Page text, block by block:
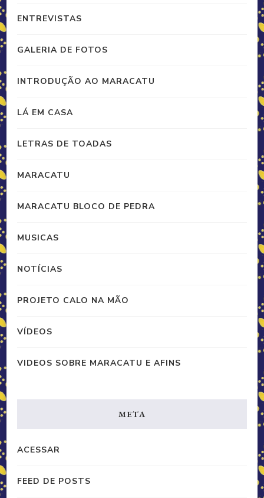
ENTREVISTAS
GALERIA DE FOTOS
INTRODUÇÃO AO MARACATU
LÁ EM CASA
LETRAS DE TOADAS
MARACATU
MARACATU BLOCO DE PEDRA
MUSICAS
NOTÍCIAS
PROJETO CALO NA MÃO
VÍDEOS
VIDEOS SOBRE MARACATU E AFINS
META
ACESSAR
FEED DE POSTS